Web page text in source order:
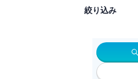
絞り込み